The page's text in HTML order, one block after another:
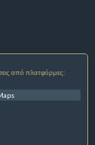
από πλατφόρμες: